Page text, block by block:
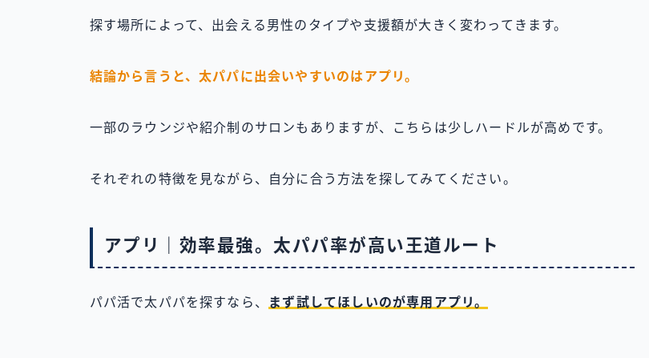
探す場所によって、出会える男性のタイプや支援額が大きく変わってきます。
結論から言うと、太パパに出会いやすいのはアプリ。
一部のラウンジや紹介制のサロンもありますが、こちらは少しハードルが高めです。
それぞれの特徴を見ながら、自分に合う方法を探してみてください。
アプリ｜効率最強。太パパ率が高い王道ルート
パパ活で太パパを探すなら、 まず試してほしいのが専用アプリ。